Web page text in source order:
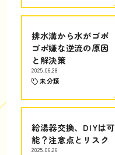
排水溝から水がゴボ
ゴボ嫌な逆流の原因
と解決策
2025.06.28
未分類
給湯器交換、DIYは可
能？注意点とリスク
2025.06.26